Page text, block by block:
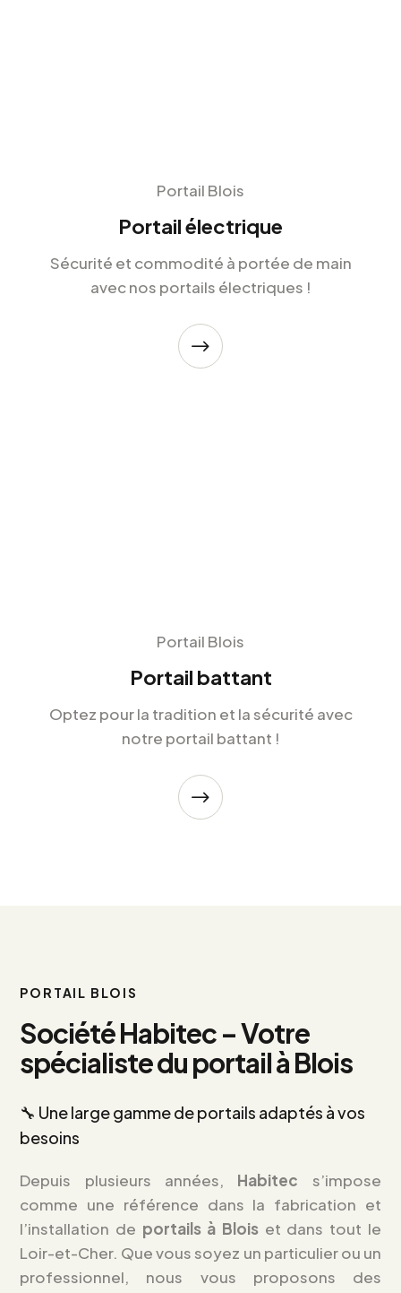
Portail Blois
Portail électrique
Sécurité et commodité à portée de main
avec nos portails électriques !
$
Portail Blois
Portail battant
Optez pour la tradition et la sécurité avec
notre portail battant !
$
PORTAIL BLOIS
Société Habitec – Votre
spécialiste du portail à Blois
🔧 Une large gamme de portails adaptés à vos
besoins
Depuis plusieurs années, Habitec s’impose
comme une référence dans la fabrication et
l’installation de portails à Blois et dans tout le
Loir-et-Cher. Que vous soyez un particulier ou un
professionnel, nous vous proposons des